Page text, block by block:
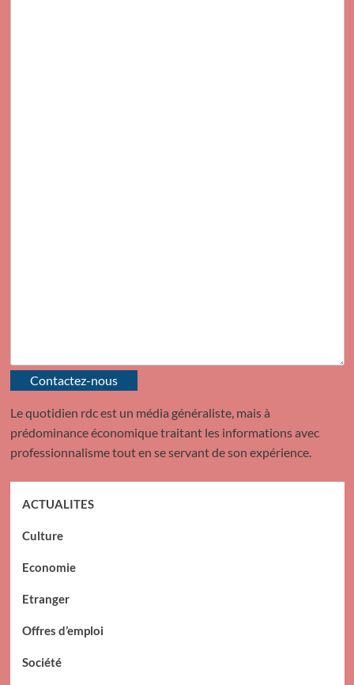
Contactez-nous
Le quotidien rdc est un média généraliste, mais à
prédominance économique traitant les informations avec
professionnalisme tout en se servant de son expérience.
ACTUALITES
Culture
Economie
Etranger
Offres d’emploi
Société